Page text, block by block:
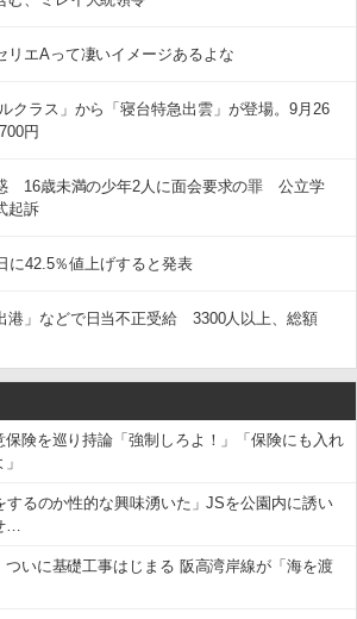
リエAって凄いイメージあるよな
クラス」から「寝台特急出雲」が登場。9月26
円
16歳未満の少年2人に面会要求の罪 公立学
起訴
に42.5％値上げすると発表
港」などで日当不正受給 3300人以上、総額
保険を巡り持論「強制しろよ！」「保険にも入れ
するのか性的な興味湧いた」JSを公園内に誘い
…
ついに基礎工事はじまる 阪高湾岸線が「海を渡